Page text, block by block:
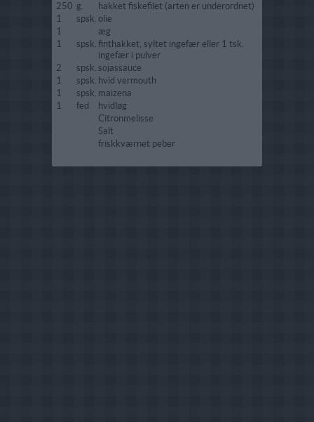
250 g.
hakket fiskefilet (arten er underordnet)
1
spsk. olie
1
æg
1
spsk. finthakket, syltet ingefær eller 1 tsk.
ingefær i pulver
2
spsk. sojassauce
1
spsk. hvid vermouth
1
spsk. maizena
1
fed
hvidløg
Citronmelisse
Salt
friskkværnet peber